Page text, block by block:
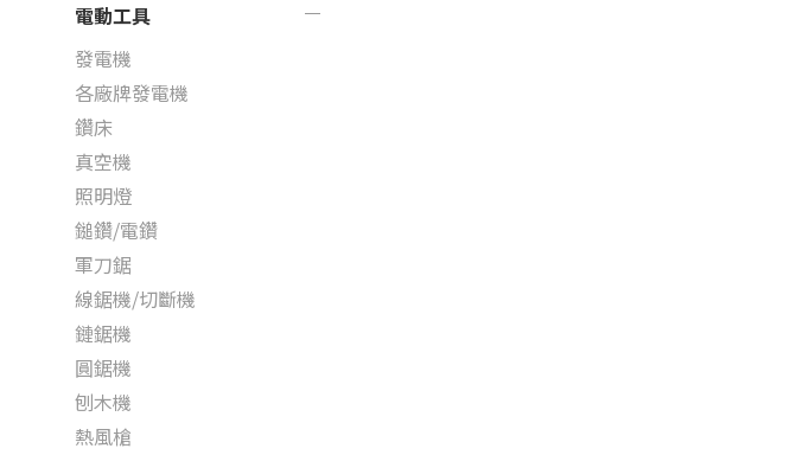
電動工具
發電機
各廠牌發電機
鑽床
真空機
照明燈
鎚鑽/電鑽
軍刀鋸
線鋸機/切斷機
鏈鋸機
圓鋸機
刨木機
熱風槍